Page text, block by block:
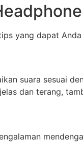
yang dapat
suara sesuai
dan terang,